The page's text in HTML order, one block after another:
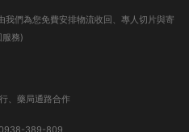
我們為您免費安排物流收回、專人切片與寄
服務)
、藥局通路合作
389-809